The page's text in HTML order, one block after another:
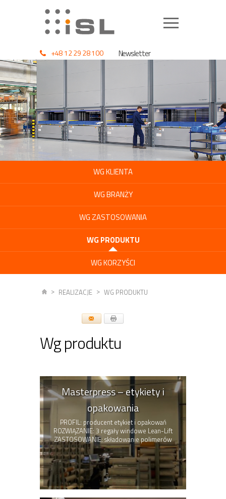
+48 12 29 28 100 Newsletter
WG KLIENTA
WG BRANŻY
WG ZASTOSOWANIA
WG PRODUKTU
WG KORZYŚCI
REALIZACJE WG PRODUKTU
Wg produktu
Masterpress – etykiety i
opakowania
PROFIL: producent etykiet i opakowań
ROZWIĄZANIE: 3 regały windowe Lean-Lift
ZASTOSOWANIE: składowanie polimerów